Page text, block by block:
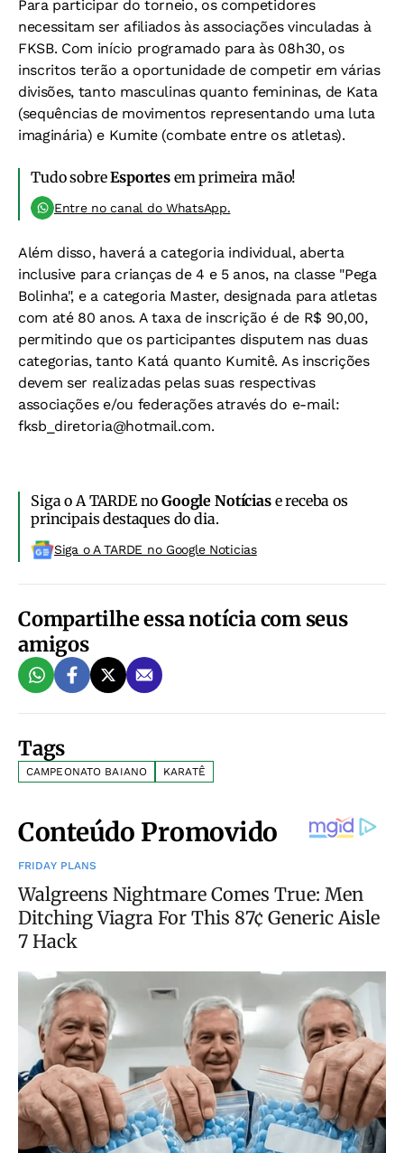
Para participar do torneio, os competidores
necessitam ser afiliados às associações vinculadas à
FKSB. Com início programado para às 08h30, os
inscritos terão a oportunidade de competir em várias
divisões, tanto masculinas quanto femininas, de Kata
(sequências de movimentos representando uma luta
imaginária) e Kumite (combate entre os atletas).
Tudo sobreEsportesem primeira mão!
Entre no canal do WhatsApp.
Além disso, haverá a categoria individual, aberta
inclusive para crianças de 4 e 5 anos, na classe "Pega
Bolinha", e a categoria Master, designada para atletas
com até 80 anos. A taxa de inscrição é de R$ 90,00,
permitindo que os participantes disputem nas duas
categorias, tanto Katá quanto Kumitê. As inscrições
devem ser realizadas pelas suas respectivas
associações e/ou federações através do e-mail:
fksb_diretoria@hotmail.com.
Siga o A TARDE noGoogle Notíciase receba os
principais destaques do dia.
Siga o A TARDE no Google Noticias
Compartilhe essa notícia com seus
amigos
Tags
CAMPEONATO BAIANO KARATÊ